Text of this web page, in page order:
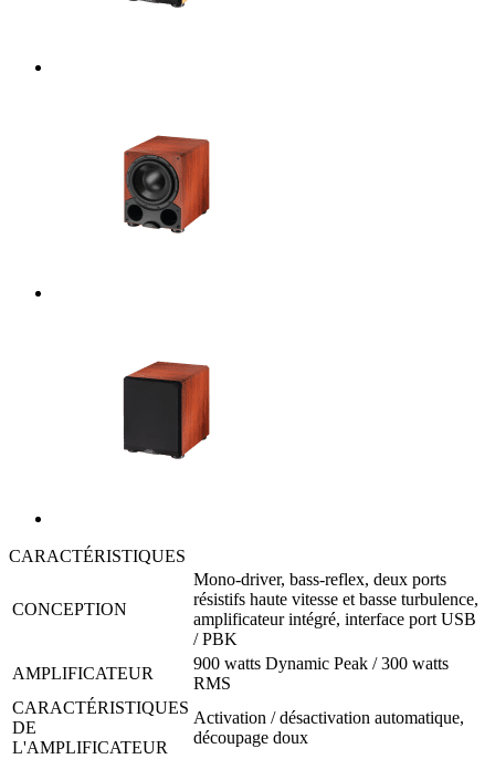
CARACTÉRISTIQUES
CONCEPTION
Mono-driver, bass-reflex, deux ports
résistifs haute vitesse et basse turbulence,
amplificateur intégré, interface port USB
/ PBK
AMPLIFICATEUR
900 watts Dynamic Peak / 300 watts
RMS
CARACTÉRISTIQUES
DE
L'AMPLIFICATEUR
Activation / désactivation automatique,
découpage doux